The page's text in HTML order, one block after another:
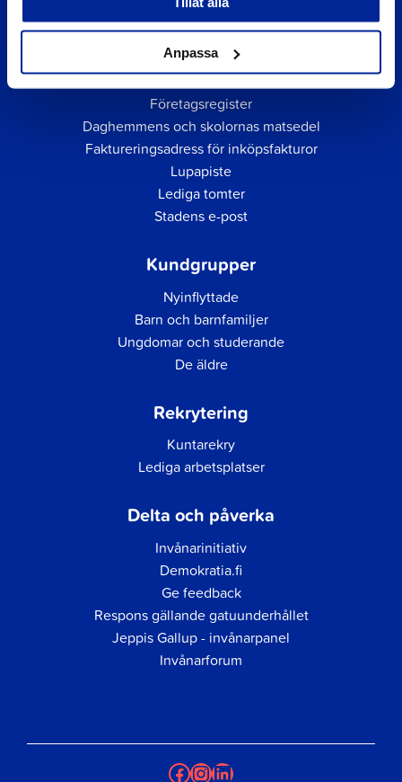
Anpassa
Snabblänkar
Företagsregister
Daghemmens och skolornas matsedel
Faktureringsadress för inköpsfakturor
Lupapiste
Lediga tomter
Stadens e-post
Kundgrupper
Nyinflyttade
Barn och barnfamiljer
Ungdomar och studerande
De äldre
Rekrytering
Kuntarekry
Lediga arbetsplatser
Delta och påverka
Invånarinitiativ
Demokratia.fi
Ge feedback
Respons gällande gatuunderhållet
Jeppis Gallup - invånarpanel
Invånarforum
Facebook
Instagram
LinkedIn